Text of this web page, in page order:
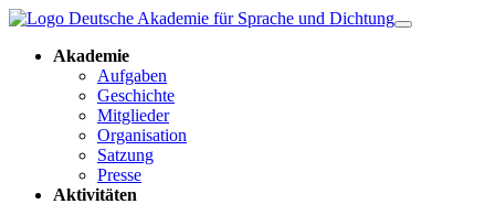
Akademie
Aufgaben
Geschichte
Mitglieder
Organisation
Satzung
Presse
Aktivitäten